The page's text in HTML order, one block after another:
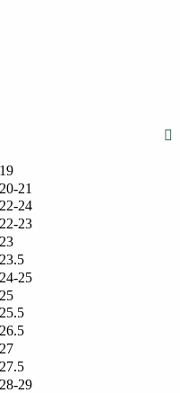
19
20-21
22-24
22-23
23
23.5
24-25
25
25.5
26.5
27
27.5
28-29